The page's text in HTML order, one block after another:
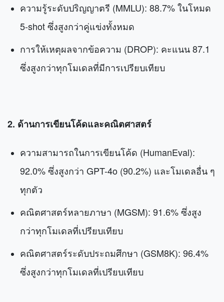
ความรู้ระดับปริญญาตรี (MMLU): 88.7% ในโหมด
5-shot ซึ่งสูงกว่าคู่แข่งทั้งหมด
การให้เหตุผลจากข้อความ (DROP): คะแนน 87.1
ซึ่งสูงกว่าทุกโมเดลที่มีการเปรียบเทียบ
2. ด้านการเขียนโค้ดและคณิตศาสตร์
ความสามารถในการเขียนโค้ด (HumanEval):
92.0% ซึ่งสูงกว่า GPT-4o (90.2%) และโมเดลอื่น ๆ
ทุกตัว
คณิตศาสตร์หลายภาษา (MGSM): 91.6% ซึ่งสูง
กว่าทุกโมเดลที่เปรียบเทียบ
คณิตศาสตร์ระดับประถมศึกษา (GSM8K): 96.4%
ซึ่งสูงกว่าทุกโมเดลที่เปรียบเทียบ